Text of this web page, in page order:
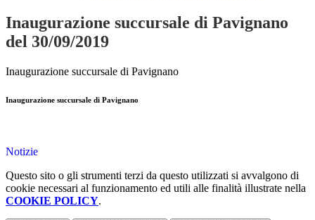
Inaugurazione succursale di Pavignano
del 30/09/2019
Inaugurazione succursale di Pavignano
Inaugurazione succursale di Pavignano
Notizie
Questo sito o gli strumenti terzi da questo utilizzati si avvalgono di
cookie necessari al funzionamento ed utili alle finalità illustrate nella
COOKIE POLICY.